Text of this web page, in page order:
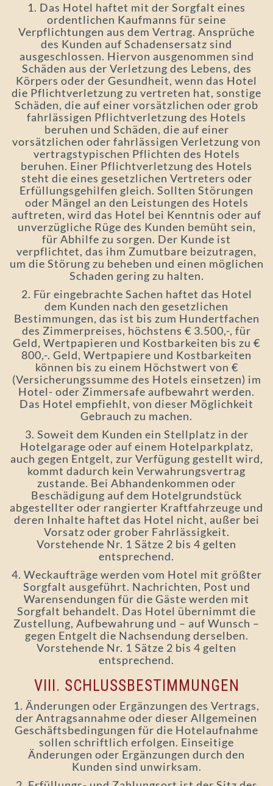
1. Das Hotel haftet mit der Sorgfalt eines
ordentlichen Kaufmanns für seine
Verpflichtungen aus dem Vertrag. Ansprüche
des Kunden auf Schadensersatz sind
ausgeschlossen. Hiervon ausgenommen sind
Schäden aus der Verletzung des Lebens, des
Körpers oder der Gesundheit, wenn das Hotel
die Pflichtverletzung zu vertreten hat, sonstige
Schäden, die auf einer vorsätzlichen oder grob
fahrlässigen Pflichtverletzung des Hotels
beruhen und Schäden, die auf einer
vorsätzlichen oder fahrlässigen Verletzung von
vertragstypischen Pflichten des Hotels
beruhen. Einer Pflichtverletzung des Hotels
steht die eines gesetzlichen Vertreters oder
Erfüllungsgehilfen gleich. Sollten Störungen
oder Mängel an den Leistungen des Hotels
auftreten, wird das Hotel bei Kenntnis oder auf
unverzügliche Rüge des Kunden bemüht sein,
für Abhilfe zu sorgen. Der Kunde ist
verpflichtet, das ihm Zumutbare beizutragen,
um die Störung zu beheben und einen möglichen
Schaden gering zu halten.
2. Für eingebrachte Sachen haftet das Hotel
dem Kunden nach den gesetzlichen
Bestimmungen, das ist bis zum Hundertfachen
des Zimmerpreises, höchstens € 3.500,-, für
Geld, Wertpapieren und Kostbarkeiten bis zu €
800,-. Geld, Wertpapiere und Kostbarkeiten
können bis zu einem Höchstwert von €
(Versicherungssumme des Hotels einsetzen) im
Hotel- oder Zimmersafe aufbewahrt werden.
Das Hotel empfiehlt, von dieser Möglichkeit
Gebrauch zu machen.
3. Soweit dem Kunden ein Stellplatz in der
Hotelgarage oder auf einem Hotelparkplatz,
auch gegen Entgelt, zur Verfügung gestellt wird,
kommt dadurch kein Verwahrungsvertrag
zustande. Bei Abhandenkommen oder
Beschädigung auf dem Hotelgrundstück
abgestellter oder rangierter Kraftfahrzeuge und
deren Inhalte haftet das Hotel nicht, außer bei
Vorsatz oder grober Fahrlässigkeit.
Vorstehende Nr. 1 Sätze 2 bis 4 gelten
entsprechend.
4. Weckaufträge werden vom Hotel mit größter
Sorgfalt ausgeführt. Nachrichten, Post und
Warensendungen für die Gäste werden mit
Sorgfalt behandelt. Das Hotel übernimmt die
Zustellung, Aufbewahrung und – auf Wunsch –
gegen Entgelt die Nachsendung derselben.
Vorstehende Nr. 1 Sätze 2 bis 4 gelten
entsprechend.
VIII. SCHLUSSBESTIMMUNGEN
1. Änderungen oder Ergänzungen des Vertrags,
der Antragsannahme oder dieser Allgemeinen
Geschäftsbedingungen für die Hotelaufnahme
sollen schriftlich erfolgen. Einseitige
Änderungen oder Ergänzungen durch den
Kunden sind unwirksam.